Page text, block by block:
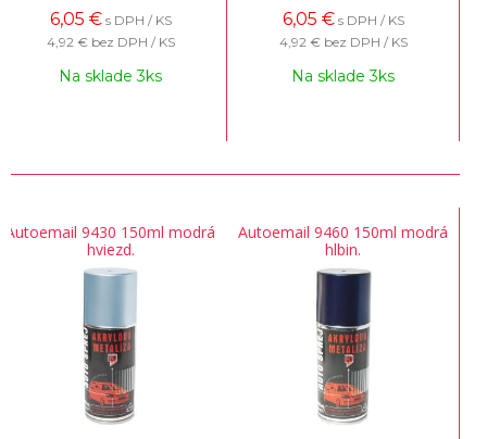
6,05 € s DPH / KS
4,92 € bez DPH / KS
Na sklade 3ks
6,05 € s DPH / KS
4,92 € bez DPH / KS
Na sklade 3ks
Autoemail 9430 150ml modrá
hviezd.
Autoemail 9460 150ml modrá
hlbin.